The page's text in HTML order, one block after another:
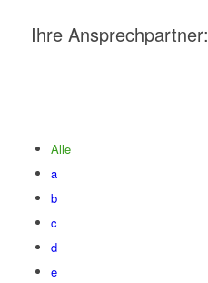
Ihre Ansprechpartner:
Alle
a
b
c
d
e